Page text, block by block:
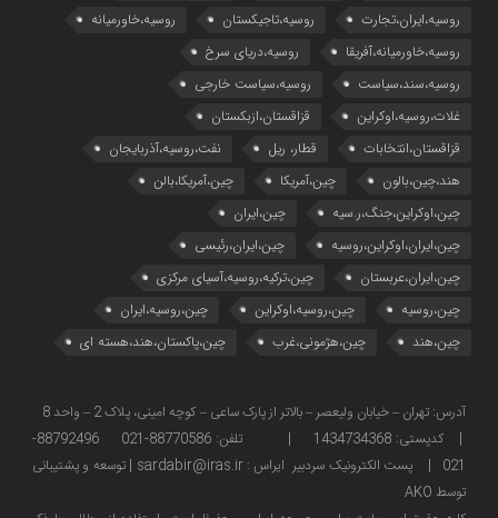
روسیه،ایران،تجارت
روسیه،تاجیکستان
روسیه،خاورمیانه
روسیه،خاورمیانه،آفریقا
روسیه،دریای سرخ
روسیه،سند،سیاست
روسیه،سیاست خارجی
غلات،روسیه،اوکراین
قزاقستان،ازبکستان
قزاقستان،انتخابات
قطار، ریل
نفت،روسیه،آذربایجان
هند،چین،بالون
چین،آمریکا
چین،آمریکا،بالن
چین،اوکراین،جنگ،ر.سیه
چین،ایران
چین،ایران،اوکراین،روسیه
چین،ایران،رئیسی
چین،ایران،عربستان
چین،ترکیه،روسیه،آسیای مرکزی
چین،روسیه
چین،روسیه،اوکراین
چین،روسیه،ایران
چین،هند
چین،هژمونی،غرب چین،پاکستان،هند،هسته ای
| کدپستی: 1434734368 | تلفن: 88770586-021 88792496-
021 | پست الکترونیک سردبیر ایراس : sardabir@iras.ir |
توسعه و پشتیبانی
توسط AKO